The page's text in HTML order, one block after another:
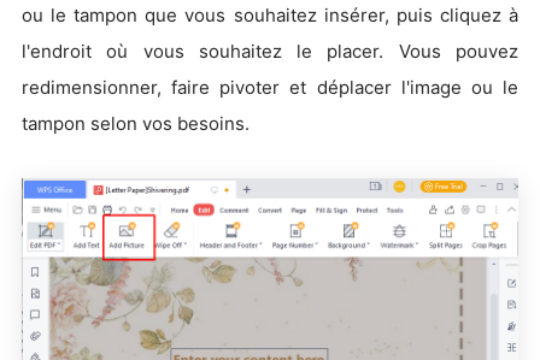
ou le tampon que vous souhaitez insérer, puis cliquez à
l'endroit où vous souhaitez le placer. Vous pouvez
redimensionner, faire pivoter et déplacer l'image ou le
tampon selon vos besoins.